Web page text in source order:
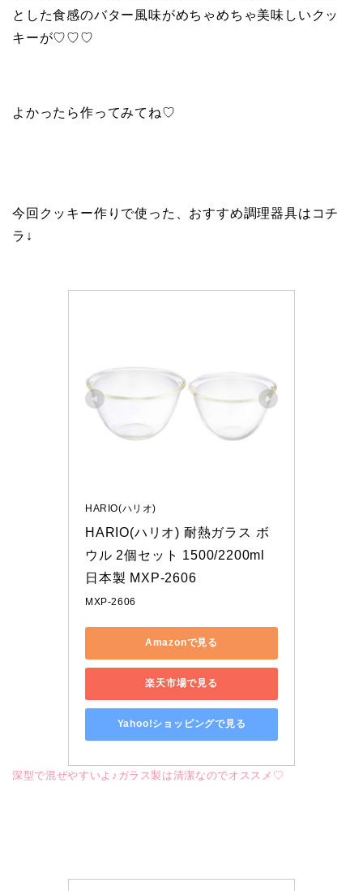
とした食感のバター風味がめちゃめちゃ美味しいクッ
キーが♡♡♡
よかったら作ってみてね♡
今回クッキー作りで使った、おすすめ調理器具はコチ
ラ↓
HARIO(ハリオ)
HARIO(ハリオ) 耐熱ガラス ボ
ウル 2個セット 1500/2200ml
日本製 MXP-2606
MXP-2606
Amazonで見る
楽天市場で見る
Yahoo!ショッピングで見る
深型で混ぜやすいよ♪ガラス製は清潔なのでオススメ♡